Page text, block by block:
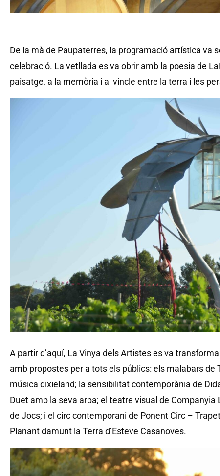
De la mà de Paupaterres, la programació artística va
celebració. La vetllada es va obrir amb la poesia de
paisatge, a la memòria i al vincle entre la terra i les
A partir d’aquí, La Vinya dels Artistes es va
amb propostes per a tots els públics: els malabars de
música dixieland; la sensibilitat contemporània de
Duet amb la seva arpa; el teatre visual de Companyia
de Jocs; i el circ contemporani de Ponent Circ –
Planant damunt la Terra d’Esteve Casanoves.